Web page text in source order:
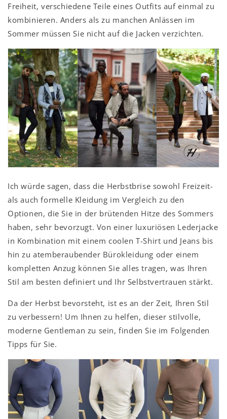
Freiheit, verschiedene Teile eines Outfits auf einmal zu
kombinieren. Anders als zu manchen Anlässen im
Sommer müssen Sie nicht auf die Jacken verzichten.
Ich würde sagen, dass die Herbstbrise sowohl Freizeit-
als auch formelle Kleidung im Vergleich zu den
Optionen, die Sie in der brütenden Hitze des Sommers
haben, sehr bevorzugt. Von einer luxuriösen Lederjacke
in Kombination mit einem coolen T-Shirt und Jeans bis
hin zu atemberaubender Bürokleidung oder einem
kompletten Anzug können Sie alles tragen, was Ihren
Stil am besten definiert und Ihr Selbstvertrauen stärkt.
Da der Herbst bevorsteht, ist es an der Zeit, Ihren Stil
zu verbessern! Um Ihnen zu helfen, dieser stilvolle,
moderne Gentleman zu sein, finden Sie im Folgenden
Tipps für Sie.